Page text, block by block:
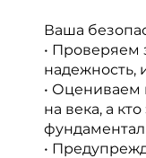
Ваша
• Проверяем
надежность,
• Оцениваем
на века, а
•